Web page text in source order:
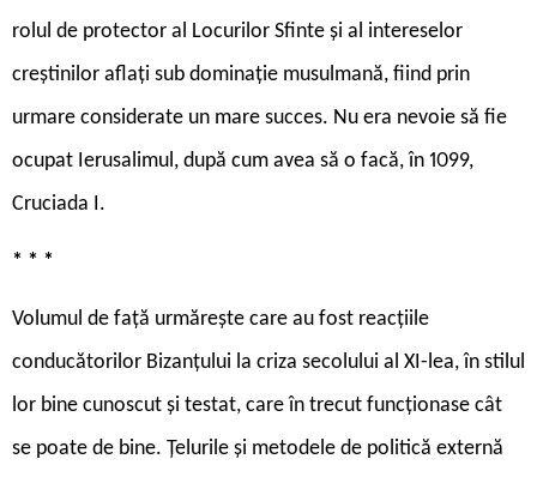
rolul de protector al Locurilor Sfinte și al intereselor
creștinilor aflați sub dominație musulmană, fiind prin
urmare considerate un mare succes. Nu era nevoie să fie
ocupat Ierusalimul, după cum avea să o facă, în 1099,
Cruciada I.
* * *
Volumul de față urmărește care au fost reacțiile
conducătorilor Bizanțului la criza secolului al XI-lea, în stilul
lor bine cunoscut și testat, care în trecut funcționase cât
se poate de bine. Țelurile și metodele de politică externă